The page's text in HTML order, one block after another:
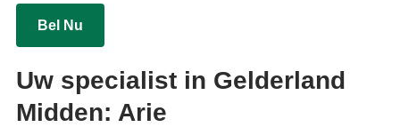
Bel Nu
Uw specialist in Gelderland
Midden: Arie